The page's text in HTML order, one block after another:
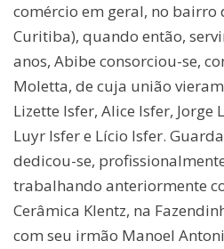
comércio em geral, no bairro
Curitiba), quando então,
anos, Abibe consorciou-se,
Moletta, de cuja união
Lizette Isfer, Alice Isfer, Jorge
Luyr Isfer e Lício Isfer.
dedicou-se,
trabalhando anteriormente
Cerâmica Klentz, na
com seu irmão Manoel